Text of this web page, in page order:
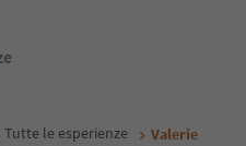
Tutte le esperienze Valerie